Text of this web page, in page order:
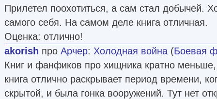
Прилетел поохотиться, а сам стал добычей.
самого себя. На самом деле книга отличная.
Оценка: отлично!
akorish про Арчер: Холодная война (Боевая
Книг и фанфиков про хищника кратно
книга отлично раскрывает период времени,
скрытой, и была гонка вооружений. Тут нет